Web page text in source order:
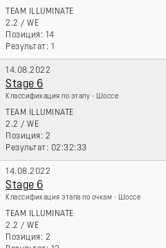
TEAM ILLUMINATE
2.2 / WE
14
1
14.08.2022
Stage 6
Классификация по этапу - Шоссе
TEAM ILLUMINATE
2.2 / WE
2
02:32:33
14.08.2022
Stage 6
Классификация этапа по очкам - Шоссе
TEAM ILLUMINATE
2.2 / WE
2